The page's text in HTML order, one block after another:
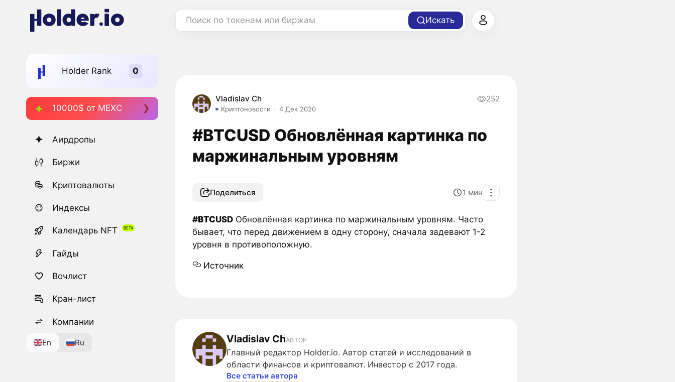
Поиск по токенам или биржам Искать
Holder Rank
10000$ от MEXC
Аирдропы
Биржи
Криптовалюты
Индексы
Календарь NFT
Гайды
Вочлист
Кран-лист
Компании
En Ru
Vladislav Ch
Криптоновости 4 Дек 2020
252
#BTCUSD Обновлённая картинка по
маржинальным уровням
Поделиться 1 мин
#BTCUSD Обновлённая картинка по маржинальным уровням. Часто
бывает, что перед движением в одну сторону, сначала задевают 1-2
уровня в противоположную.
Источник
Vladislav ChАВТОР
Главный редактор Holder.io. Автор статей и исследований в
области финансов и криптовалют. Инвестор с 2017 года.
Все статьи автора